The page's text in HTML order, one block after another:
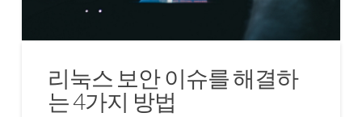
리눅스 보안 이슈를 해결하
는 4가지 방법